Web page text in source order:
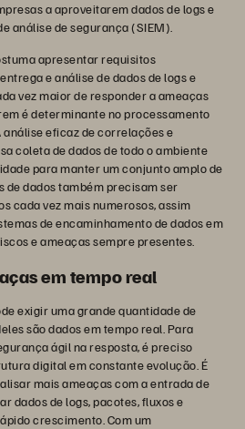
a aproveitarem dados de logs e
análise de segurança (SIEM).
apresentar requisitos
e análise de dados de logs e
vez maior de responder a ameaças
é determinante no processamento
análise eficaz de correlações e
coleta de dados de todo o ambiente
para manter um conjunto amplo de
de dados também precisam ser
cada vez mais numerosos, assim
de encaminhamento de dados em
e ameaças sempre presentes.
em tempo real
exigir uma grande quantidade de
são dados em tempo real. Para
ágil na resposta, é preciso
digital em constante evolução. É
mais ameaças com a entrada de
dados de logs, pacotes, fluxos e
crescimento. Com um